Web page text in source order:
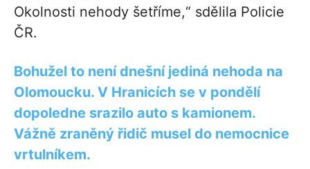
Okolnosti nehody šetříme,“ sdělila Policie
ČR.
Bohužel to není dnešní jediná nehoda na
Olomoucku. V Hranicích se v pondělí
dopoledne srazilo auto s kamionem.
Vážně zraněný řidič musel do nemocnice
vrtulníkem.